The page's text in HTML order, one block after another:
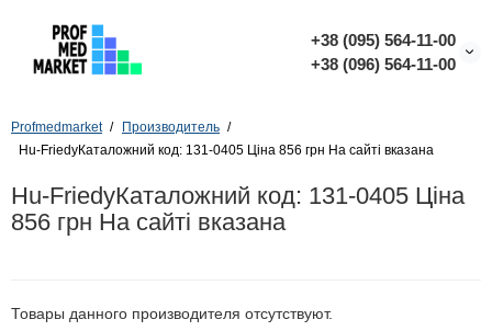
+38 (095) 564-11-00
+38 (096) 564-11-00
Profmedmarket
Производитель
Hu-FriedyКаталожний код: 131-0405 Ціна 856 грн На сайті вказана
Hu-FriedyКаталожний код: 131-0405 Ціна
856 грн На сайті вказана
Товары данного производителя отсутствуют.